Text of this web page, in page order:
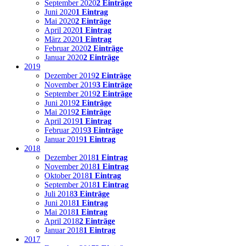
September 20202 Einträge
Juni 20201 Eintrag
Mai 20202 Einträge
April 20201 Eintrag
März 20201 Eintrag
Februar 20202 Einträge
Januar 20202 Einträge
2019
Dezember 20192 Einträge
November 20193 Einträge
September 20192 Einträge
Juni 20192 Einträge
Mai 20192 Einträge
April 20191 Eintrag
Februar 20193 Einträge
Januar 20191 Eintrag
2018
Dezember 20181 Eintrag
November 20181 Eintrag
Oktober 20181 Eintrag
September 20181 Eintrag
Juli 20183 Einträge
Juni 20181 Eintrag
Mai 20181 Eintrag
April 20182 Einträge
Januar 20181 Eintrag
2017